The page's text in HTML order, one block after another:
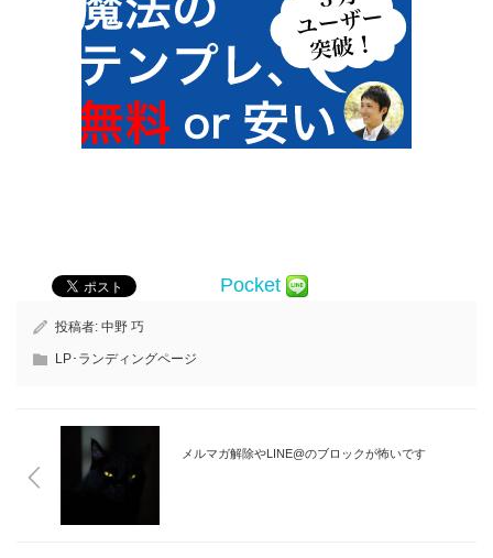
Pocket
投稿者: 中野 巧
LP･ランディングページ
メルマガ解除やLINE@のブロックが怖いです